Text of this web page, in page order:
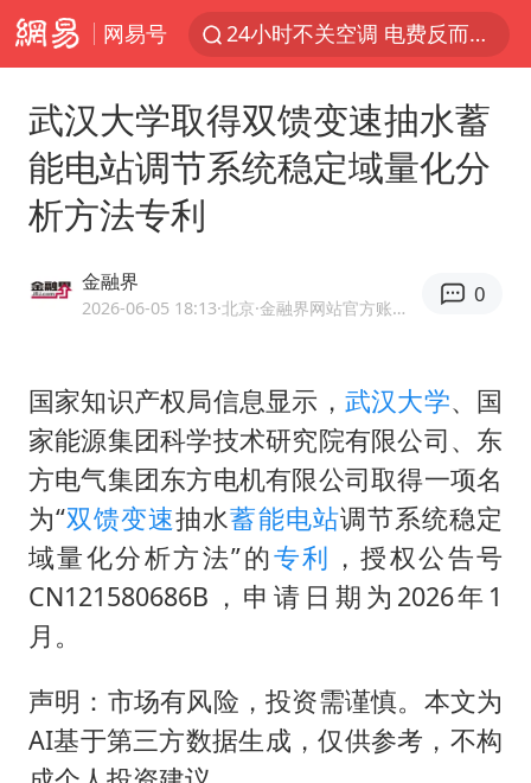
网易号
24小时不关空调 电费反而更低？
美国退回1000亿美元关税
38岁山东财大教授刘海明逝世
顾客结账把钱扔地上 服务员霸气扔回
“天津之眼”摩天轮附近2人落水
银行午休1.5小时 留个窗口行不行
41岁女子为鼓励女儿考上985研究生
如何把百年大党建设得更加坚强有力
香港殿堂级填词人黎彼得因病离世 终年76岁
李亚鹏向地铁吐血女孩捐99999元
总书记关心百姓身边这些民生大事
武汉大学取得双馈变速抽水蓄
能电站调节系统稳定域量化分
析方法专利
金融界
2026-06-05 18:13·北京 ·金融界网站官方账号 优质财经领域创作者
0
国家知识产权局信息显示， 武汉大学、国
家能源集团科学技术研究院有限公司、东
方电气集团东方电机有限公司取得一项名
为“双馈变速抽水蓄能电站调节系统稳定
域量化分析方法”的专利 ，授权公告号
CN121580686B，申请日期为2026年1
月。
声明：市场有风险，投资需谨慎。本文为
AI基于第三方数据生成，仅供参考，不构